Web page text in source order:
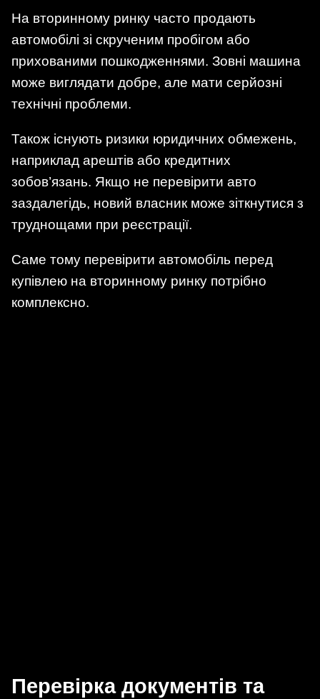
На вторинному ринку часто продають
автомобілі зі скрученим пробігом або
прихованими пошкодженнями. Зовні машина
може виглядати добре, але мати серйозні
технічні проблеми.
Також існують ризики юридичних обмежень,
наприклад арештів або кредитних
зобов’язань. Якщо не перевірити авто
заздалегідь, новий власник може зіткнутися з
труднощами при реєстрації.
Саме тому перевірити автомобіль перед
купівлею на вторинному ринку потрібно
комплексно.
Перевірка документів та